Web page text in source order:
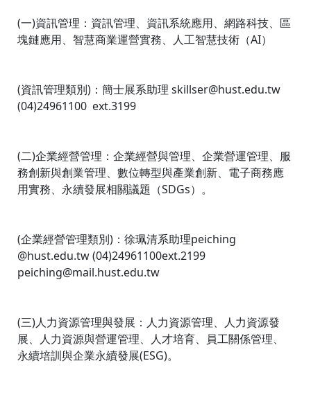
(一)資訊管理：資訊管理、資訊系統應用、網路科技、區
塊鏈應用、智慧商業運營實務、人工智慧技術（AI）
(資訊管理類別)：簡士展系助理 skillser@hust.edu.tw
(04)24961100 ext.3199
(二)企業經營管理：企業經營與管理、企業營運管理、服
務創新與創業管理、數位轉型與產業創新、電子商務應
用實務、永續發展相關議題（SDGs）。
(企業經營管理類別)：徐珮清系助理peiching
@hust.edu.tw (04)24961100ext.2199
peiching@mail.hust.edu.tw
(三)人力資源管理與發展：人力資源管理、人力資源發
展、人力資源與營運管理、人才培育、員工關係管理、
永續培訓與企業永續發展(ESG)。